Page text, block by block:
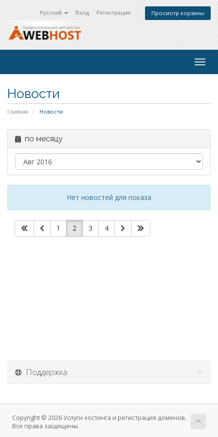
Русский Вход Регистрация Просмотр корзины
Новости
Главная Новости
по месяцу
Нет новостей для показа
1 2 3 4
Поддержка
Copyright © 2026 Услуги хостинга и регистрация доменов.
Все права защищены.